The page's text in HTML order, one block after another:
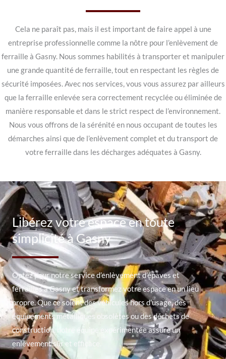
Cela ne paraît pas, mais il est important de faire appel à une
entreprise professionnelle comme la nôtre pour l’enlèvement de
ferraille à Gasny. Nous sommes habilités à transporter et manipuler
une grande quantité de ferraille, tout en respectant les règles de
sécurité imposées. Avec nos services, vous vous assurez par ailleurs
que la ferraille enlevée sera correctement recyclée ou éliminée de
manière responsable et dans le strict respect de l’environnement.
Nous vous offrons de la sérénité en nous occupant de toutes les
démarches ainsi que de l’enlèvement complet et du transport de
votre ferraille dans les décharges adéquates à Gasny.
Libérez votre espace en toute
simplicité à Gasny
Optez pour notre service d’enlèvement d’épaves et
ferrailles à Gasny et transformez votre espace en un lieu
propre. Que ce soient des véhicules hors d’usage, des
équipements métalliques obsolètes ou des déchets de
construction, notre équipe expérimentée assure un
enlèvement sûr et efficace.